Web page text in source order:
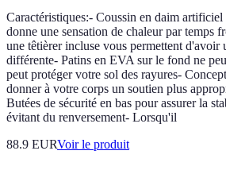
Caractéristiques:- Coussin en daim
donne une sensation de chaleur par temps
une têtièrer incluse vous permettent d'avoir
différente- Patins en EVA sur le fond ne
peut protéger votre sol des rayures-
donner à votre corps un soutien plus
Butées de sécurité en bas pour assurer la
évitant du renversement- Lorsqu'il
88.9 EURVoir le produit